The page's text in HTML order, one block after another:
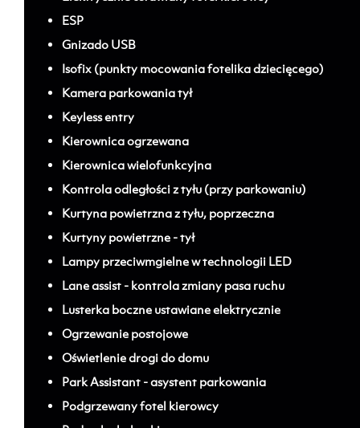
ESP
Gnizado USB
Isofix (punkty mocowania fotelika dziecięcego)
Kamera parkowania tył
Keyless entry
Kierownica ogrzewana
Kierownica wielofunkcyjna
Kontrola odległości z tyłu (przy parkowaniu)
Kurtyna powietrzna z tyłu, poprzeczna
Kurtyny powietrzne - tył
Lampy przeciwmgielne w technologii LED
Lane assist - kontrola zmiany pasa ruchu
Lusterka boczne ustawiane elektrycznie
Ogrzewanie postojowe
Oświetlenie drogi do domu
Park Assistant - asystent parkowania
Podgrzewany fotel kierowcy